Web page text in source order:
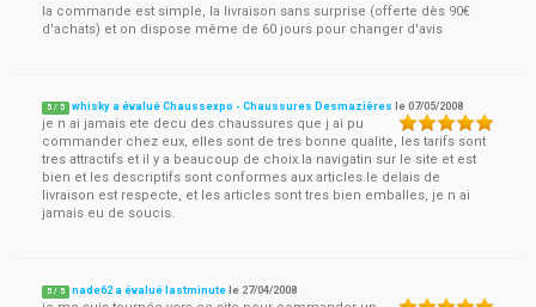
la commande est simple, la livraison sans surprise (offerte dès 90€
d'achats) et on dispose même de 60 jours pour changer d'avis
5 / 5 whisky a évalué Chaussexpo - Chaussures Desmazières le07/05/2008
je n ai jamais ete decu des chaussures que j ai pu
commander chez eux, elles sont de tres bonne qualite, les tarifs sont
tres attractifs et il y a beaucoup de choix.la navigatin sur le site et est
bien et les descriptifs sont conformes aux articles.le delais de
livraison est respecte, et les articles sont tres bien emballes, je n ai
jamais eu de soucis.
5 / 5 nade62 a évalué lastminute le 27/04/2008